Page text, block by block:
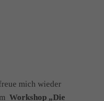
mich wieder
Workshop „Die